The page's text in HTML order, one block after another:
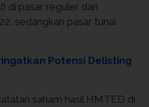
) di pasar reguler dan
sedangkan pasar tunai
Potensi Delisting
saham hasil HMTED di